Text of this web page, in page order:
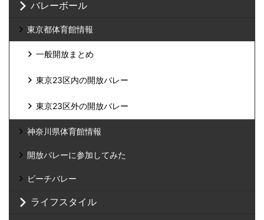
バレーボール
東京都体育館情報
一般開放まとめ
東京23区内の開放バレー
東京23区外の開放バレー
神奈川県体育館情報
開放バレーに参加してみた
ビーチバレー
ライフスタイル